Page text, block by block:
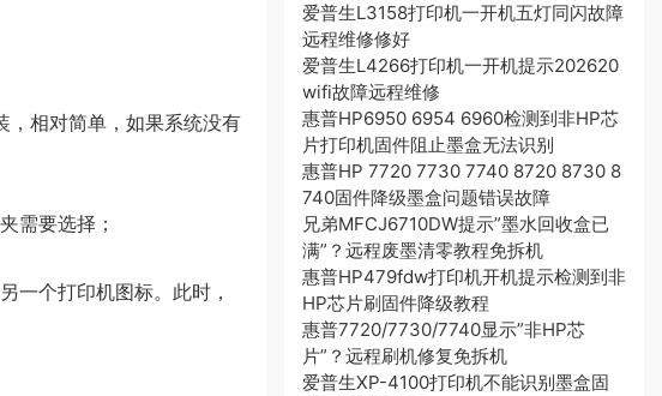
，相对简单，如果系统没有
需要选择；
一个打印机图标。此时，
爱普生L3158打印机一开机五灯同闪故障
远程维修修好
爱普生L4266打印机一开机提示202620
wifi故障远程维修
惠普HP6950 6954 6960检测到非HP芯
片打印机固件阻止墨盒无法识别
惠普HP 7720 7730 7740 8720 8730 8
740固件降级墨盒问题错误故障
兄弟MFCJ6710DW提示”墨水回收盒已
满”？远程废墨清零教程免拆机
惠普HP479fdw打印机开机提示检测到非
HP芯片刷固件降级教程
惠普7720/7730/7740显示”非HP芯
片”？远程刷机修复免拆机
爱普生XP-4100打印机不能识别墨盒固